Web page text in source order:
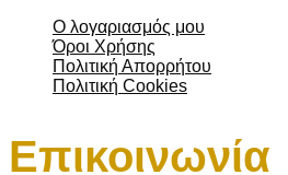
Ο λογαριασμός μου
Όροι Χρήσης
Πολιτική Απορρήτου
Πολιτική Cookies
Επικοινωνία